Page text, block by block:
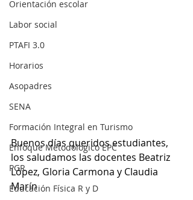
Orientación escolar
Labor social
PTAFI 3.0
Horarios
Asopadres
SENA
Formación Integral en Turismo
Enfoque Metodologico EPC
PGR
Educación Física R y D
Buenos días queridos estudiantes,
los saludamos las docentes Beatriz
López, Gloria Carmona y Claudia
Marín